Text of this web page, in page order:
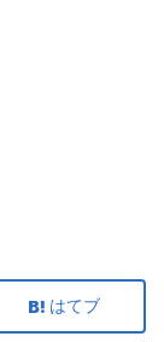
はてブ